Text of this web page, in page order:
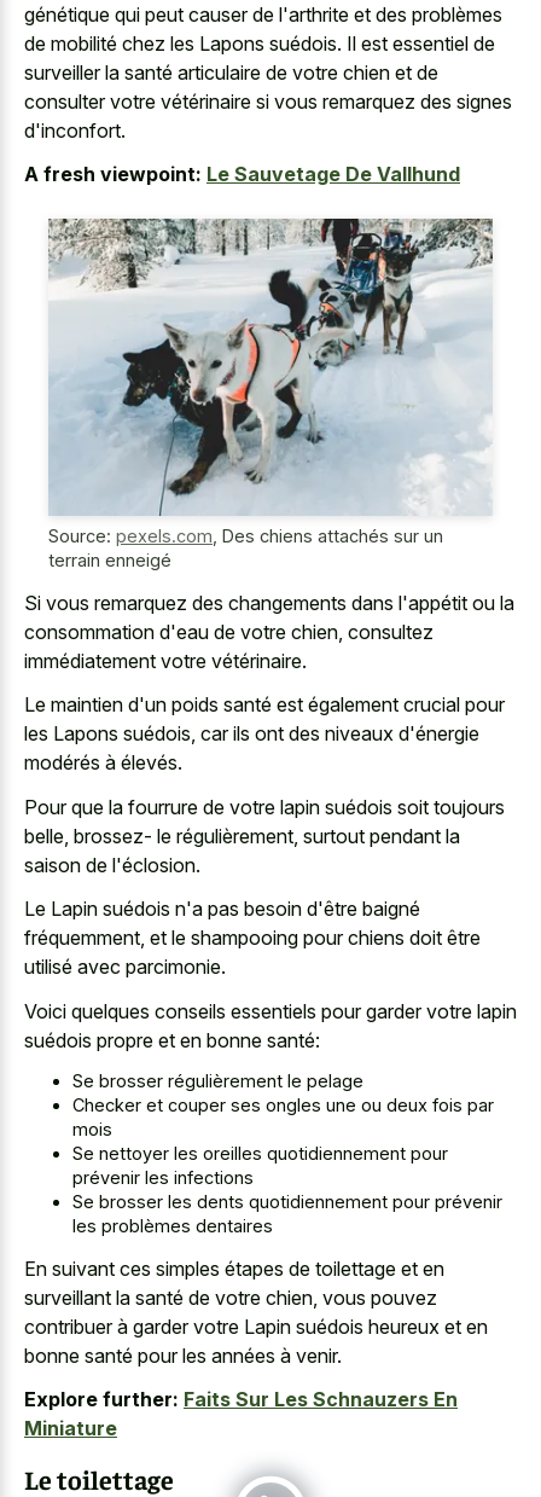
génétique qui peut causer de l'arthrite et des problèmes
de mobilité chez les Lapons suédois. Il est essentiel de
surveiller la santé articulaire de votre chien et de
consulter votre vétérinaire si vous remarquez des signes
d'inconfort.
A fresh viewpoint: Le Sauvetage De Vallhund
Source: pexels.com, Des chiens attachés sur un
terrain enneigé
Si vous remarquez des changements dans l'appétit ou la
consommation d'eau de votre chien, consultez
immédiatement votre vétérinaire.
Le maintien d'un poids santé est également crucial pour
les Lapons suédois, car ils ont des niveaux d'énergie
modérés à élevés.
Pour que la fourrure de votre lapin suédois soit toujours
belle, brossez- le régulièrement, surtout pendant la
saison de l'éclosion.
Le Lapin suédois n'a pas besoin d'être baigné
fréquemment, et le shampooing pour chiens doit être
utilisé avec parcimonie.
Voici quelques conseils essentiels pour garder votre lapin
suédois propre et en bonne santé:
Se brosser régulièrement le pelage
Checker et couper ses ongles une ou deux fois par
mois
Se nettoyer les oreilles quotidiennement pour
prévenir les infections
Se brosser les dents quotidiennement pour prévenir
les problèmes dentaires
En suivant ces simples étapes de toilettage et en
surveillant la santé de votre chien, vous pouvez
contribuer à garder votre Lapin suédois heureux et en
bonne santé pour les années à venir.
Explore further: Faits Sur Les Schnauzers En
Miniature
Le toilettage